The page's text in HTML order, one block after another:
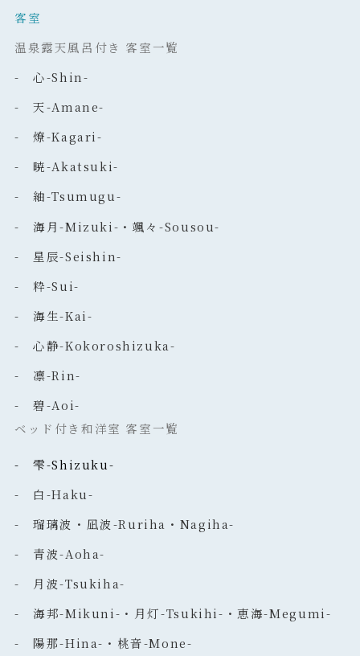
客室
温泉露天風呂付き 客室一覧
- 心-Shin-
- 天-Amane-
- 燎-Kagari-
- 暁-Akatsuki-
- 紬-Tsumugu-
- 海月-Mizuki-・颯々-Sousou-
- 星辰-Seishin-
- 粋-Sui-
- 海生-Kai-
- 心静-Kokoroshizuka-
- 凛-Rin-
- 碧-Aoi-
ベッド付き和洋室 客室一覧
- 雫-Shizuku-
- 白-Haku-
- 瑠璃波・凪波-Ruriha・Nagiha-
- 青波-Aoha-
- 月波-Tsukiha-
- 海邦-Mikuni-・月灯-Tsukihi-・恵海-Megumi-
- 陽那-Hina-・桃音-Mone-